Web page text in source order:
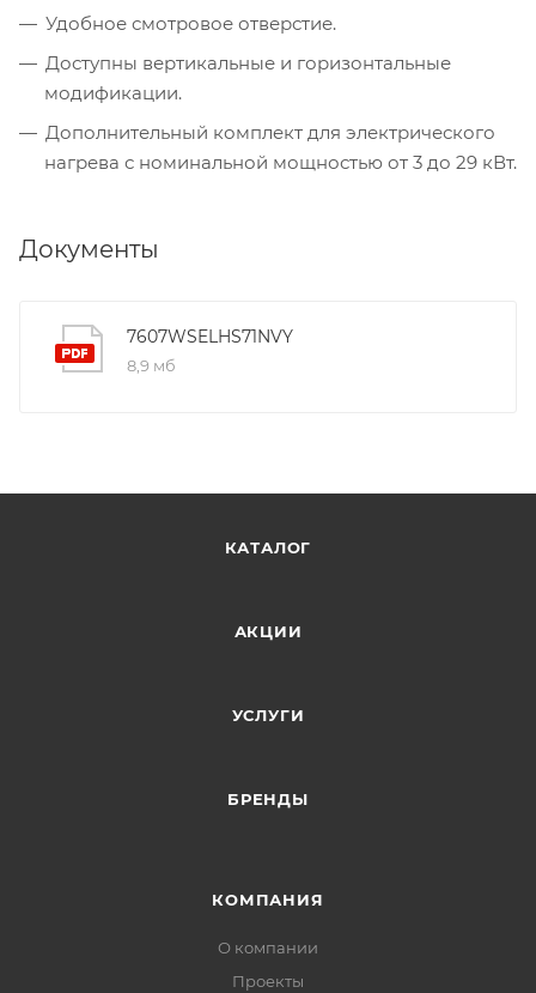
Удобное смотровое отверстие.
Доступны вертикальные и горизонтальные
модификации.
Дополнительный комплект для электрического
нагрева с номинальной мощностью от 3 до 29 кВт.
Документы
7607WSELHS71NVY
8,9 мб
КАТАЛОГ
АКЦИИ
УСЛУГИ
БРЕНДЫ
КОМПАНИЯ
О компании
Проекты